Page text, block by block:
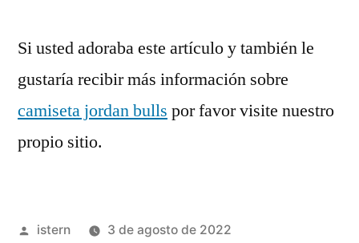
Si usted adoraba este artículo y también le
gustaría recibir más información sobre
camiseta jordan bulls por favor visite nuestro
propio sitio.
Publicado
istern
3 de agosto de 2022